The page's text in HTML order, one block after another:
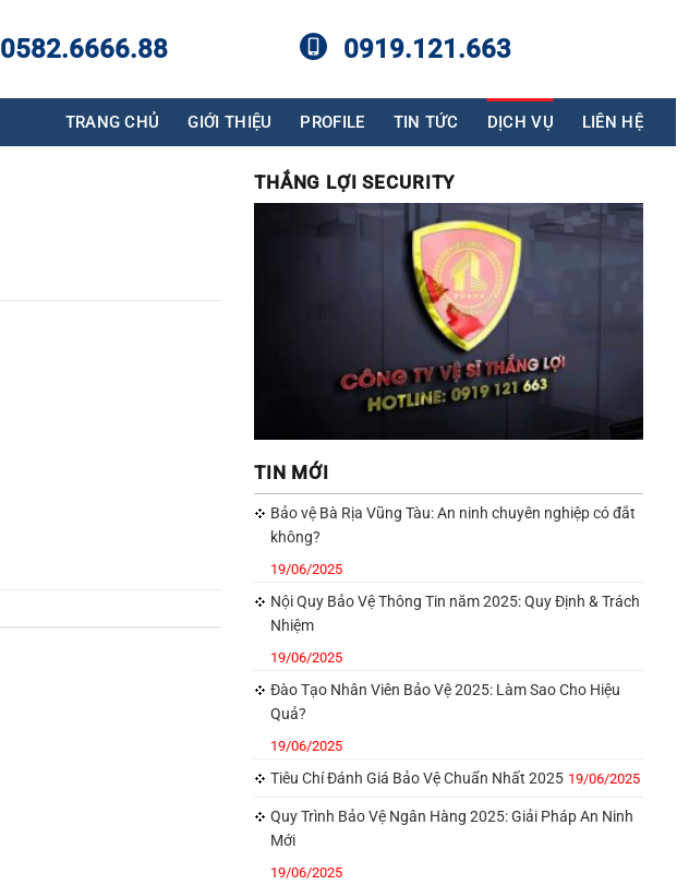
0582.6666.88 0919.121.663
TRANG CHỦ GIỚI THIỆU PROFILE TIN TỨC DỊCH VỤ LIÊN HỆ
THẮNG LỢI SECURITY
TIN MỚI
Bảo vệ Bà Rịa Vũng Tàu: An ninh chuyên nghiệp có đắt
không?
19/06/2025
Nội Quy Bảo Vệ Thông Tin năm 2025: Quy Định & Trách
Nhiệm
19/06/2025
Đào Tạo Nhân Viên Bảo Vệ 2025: Làm Sao Cho Hiệu
Quả?
19/06/2025
Tiêu Chí Đánh Giá Bảo Vệ Chuẩn Nhất 2025 19/06/2025
Quy Trình Bảo Vệ Ngân Hàng 2025: Giải Pháp An Ninh
Mới
19/06/2025